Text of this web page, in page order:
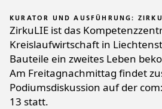
KURATOR UND AUSFÜHRUNG:
ZirkuLIE ist das
Kreislaufwirtschaft in
Bauteile ein zweites Leben
Am Freitagnachmittag findet
Podiumsdiskussion auf der
13 statt.